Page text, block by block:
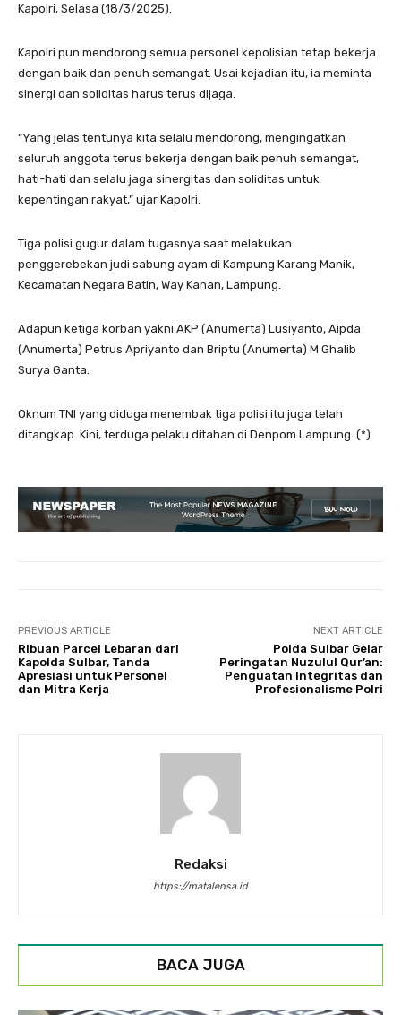
Kapolri, Selasa (18/3/2025).
Kapolri pun mendorong semua personel kepolisian tetap bekerja
dengan baik dan penuh semangat. Usai kejadian itu, ia meminta
sinergi dan soliditas harus terus dijaga.
“Yang jelas tentunya kita selalu mendorong, mengingatkan
seluruh anggota terus bekerja dengan baik penuh semangat,
hati-hati dan selalu jaga sinergitas dan soliditas untuk
kepentingan rakyat,” ujar Kapolri.
Tiga polisi gugur dalam tugasnya saat melakukan
penggerebekan judi sabung ayam di Kampung Karang Manik,
Kecamatan Negara Batin, Way Kanan, Lampung.
Adapun ketiga korban yakni AKP (Anumerta) Lusiyanto, Aipda
(Anumerta) Petrus Apriyanto dan Briptu (Anumerta) M Ghalib
Surya Ganta.
Oknum TNI yang diduga menembak tiga polisi itu juga telah
ditangkap. Kini, terduga pelaku ditahan di Denpom Lampung. (*)
PREVIOUS ARTICLE
Ribuan Parcel Lebaran dari
Kapolda Sulbar, Tanda
Apresiasi untuk Personel
dan Mitra Kerja
NEXT ARTICLE
Polda Sulbar Gelar
Peringatan Nuzulul Qur’an:
Penguatan Integritas dan
Profesionalisme Polri
Redaksi
https://matalensa.id
BACA JUGA